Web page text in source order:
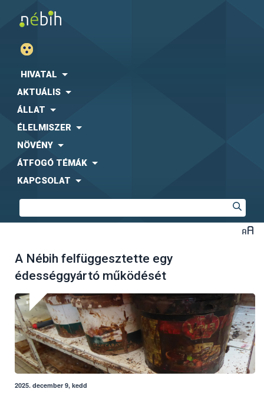
HIVATAL
AKTUÁLIS
ÁLLAT
ÉLELMISZER
NÖVÉNY
ÁTFOGÓ TÉMÁK
KAPCSOLAT
A Nébih felfüggesztette egy
édességgyártó működését
2025. december 9, kedd